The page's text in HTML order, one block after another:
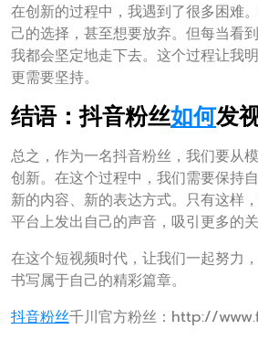
在创新的过程中，我遇到了很多困难
己的选择，甚至想要放弃。但每当看
我都会坚定地走下去。这个过程让我
更需要坚持。
结语：抖音粉丝如何发
总之，作为一名抖音粉丝，我们要从
创新。在这个过程中，我们需要保持
新的内容、新的表达方式。只有这样
平台上发出自己的声音，吸引更多的关
在这个短视频时代，让我们一起努力，
书写属于自己的精彩篇章。
抖音粉丝千川官方粉丝：http://